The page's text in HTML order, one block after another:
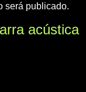
será publicado.
acústica